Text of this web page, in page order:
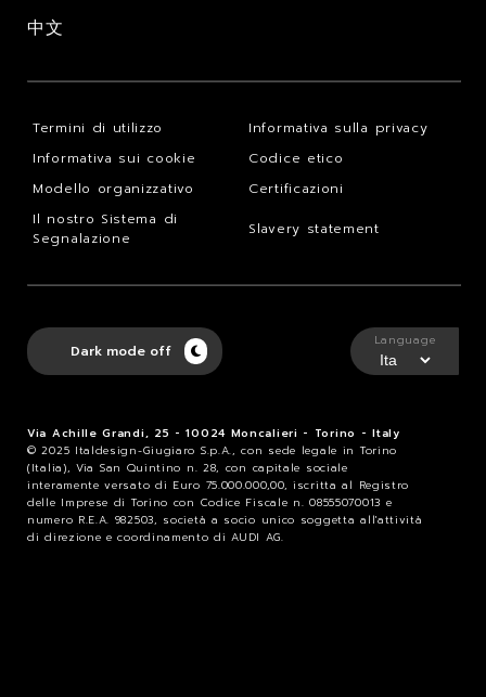
中文
Termini di utilizzo
Informativa sulla privacy
Informativa sui cookie
Codice etico
Modello organizzativo
Certificazioni
Il nostro Sistema di
Segnalazione
Slavery statement
Via Achille Grandi, 25 - 10024 Moncalieri - Torino - Italy
© 2025 Italdesign-Giugiaro S.p.A., con sede legale in Torino
(Italia), Via San Quintino n. 28, con capitale sociale
interamente versato di Euro 75.000.000,00, iscritta al Registro
delle Imprese di Torino con Codice Fiscale n. 08555070013 e
numero R.E.A. 982503, società a socio unico soggetta all'attività
di direzione e coordinamento di AUDI AG.
Dark mode off
Language